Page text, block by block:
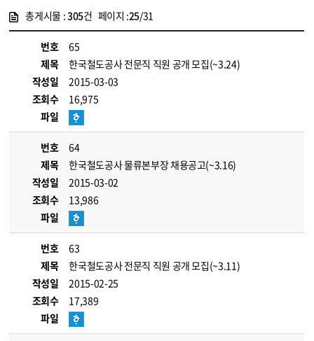
총게시물 :305건 페이지 :25/31
번호
65
제목
한국철도공사 전문직 직원 공개 모집(~3.24)
작성일
2015-03-03
조회수
16,975
파일
번호
64
제목
한국철도공사 물류본부장 채용공고(~3.16)
작성일
2015-03-02
조회수
13,986
파일
번호
63
제목
한국철도공사 전문직 직원 공개 모집(~3.11)
작성일
2015-02-25
조회수
17,389
파일